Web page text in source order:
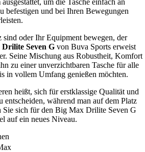
befestigen und bei Ihren Bewegungen
sind oder Ihr Equipment bewegen, der
Seven G von Buva Sports erweist
Seine Mischung aus Robustheit, Komfort
zu einer unverzichtbaren Tasche für alle
in vollem Umfang genießen möchten.
heißt, sich für erstklassige Qualität und
entscheiden, während man auf dem Platz
Sie sich für den Big Max Drilite Seven G
auf ein neues Niveau.